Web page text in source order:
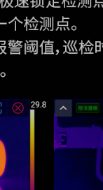
选配 44°x
可见光